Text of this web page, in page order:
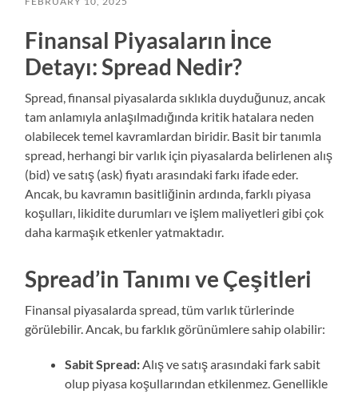
Finansal Piyasaların İnce
Detayı: Spread Nedir?
Spread, finansal piyasalarda sıklıkla duyduğunuz, ancak
tam anlamıyla anlaşılmadığında kritik hatalara neden
olabilecek temel kavramlardan biridir. Basit bir tanımla
spread, herhangi bir varlık için piyasalarda belirlenen alış
(bid) ve satış (ask) fiyatı arasındaki farkı ifade eder.
Ancak, bu kavramın basitliğinin ardında, farklı piyasa
koşulları, likidite durumları ve işlem maliyetleri gibi çok
daha karmaşık etkenler yatmaktadır.
Spread’in Tanımı ve Çeşitleri
Finansal piyasalarda spread, tüm varlık türlerinde
görülebilir. Ancak, bu farklık görünümlere sahip olabilir:
Sabit Spread:Alış ve satış arasındaki fark sabit
olup piyasa koşullarından etkilenmez. Genellikle